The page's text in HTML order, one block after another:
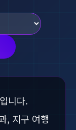
니다.
, 지구 여행